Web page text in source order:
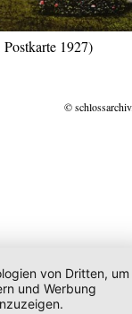
1927)
©
von Dritten, um
und Werbung